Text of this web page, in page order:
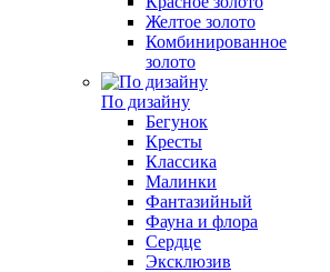
Желтое золото
Комбинированное
золото
По дизайну
Бегунок
Кресты
Классика
Малинки
Фантазийный
Фауна и флора
Сердце
Эксклюзив